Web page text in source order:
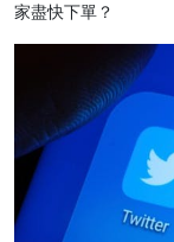
家盡快下單？